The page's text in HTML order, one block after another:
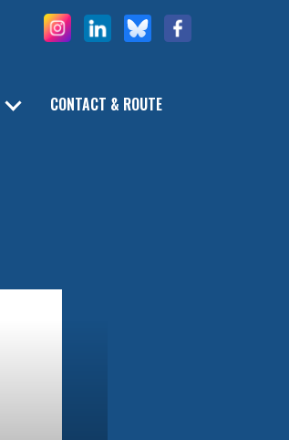
CONTACT & ROUTE